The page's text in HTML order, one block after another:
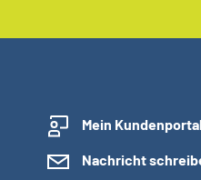
Mein Kundenportal
Nachricht